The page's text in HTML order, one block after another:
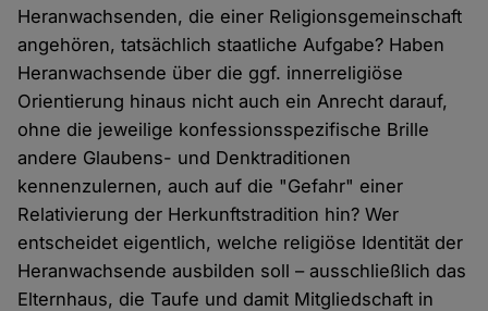
Heranwachsenden, die einer Religionsgemeinschaft
angehören, tatsächlich staatliche Aufgabe? Haben
Heranwachsende über die ggf. innerreligiöse
Orientierung hinaus nicht auch ein Anrecht darauf,
ohne die jeweilige konfessionsspezifische Brille
andere Glaubens- und Denktraditionen
kennenzulernen, auch auf die "Gefahr" einer
Relativierung der Herkunftstradition hin? Wer
entscheidet eigentlich, welche religiöse Identität der
Heranwachsende ausbilden soll – ausschließlich das
Elternhaus, die Taufe und damit Mitgliedschaft in